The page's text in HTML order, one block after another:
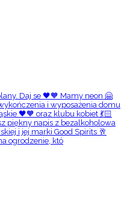
ogrodzenie, któ